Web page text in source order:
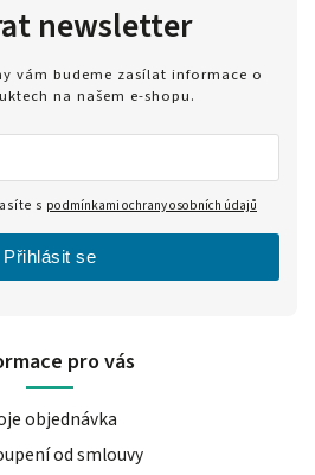
pro vás
objednávka
od smlouvy
newsletter
vám budeme zasílat informace o
na našem e-shopu.
s podmínkami ochrany osobních údajů
Přihlásit se